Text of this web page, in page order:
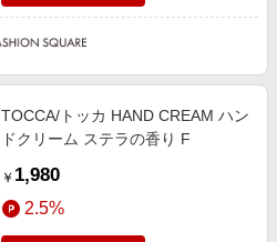
TOCCA/トッカ HAND CREAM ハン
ドクリーム ステラの香り F
￥ 1,980
2.5%